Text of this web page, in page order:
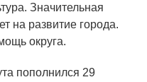
Значительная
на развитие города.
округа.
пополнился 29